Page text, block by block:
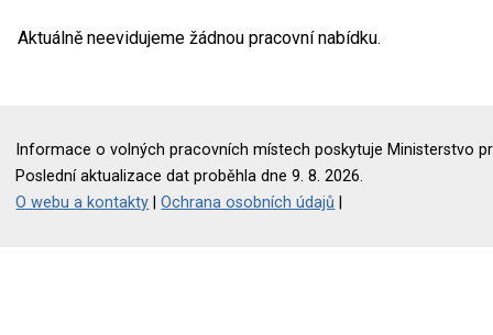
Aktuálně neevidujeme žádnou pracovní nabídku.
Informace o volných pracovních místech poskytuje Ministerstvo
Poslední aktualizace dat proběhla dne 9. 8. 2026.
O webu a kontakty |Ochrana osobních údajů